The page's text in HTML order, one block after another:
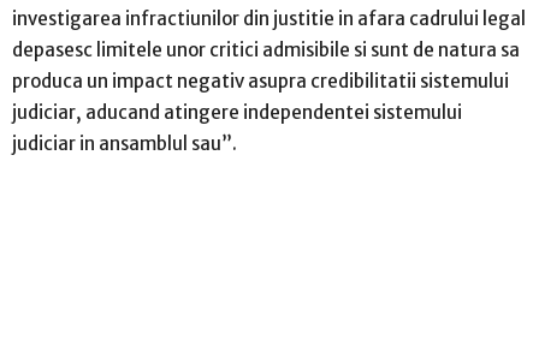
investigarea infractiunilor din justitie in afara cadrului legal
depasesc limitele unor critici admisibile si sunt de natura sa
produca un impact negativ asupra credibilitatii sistemului
judiciar, aducand atingere independentei sistemului
judiciar in ansamblul sau”.